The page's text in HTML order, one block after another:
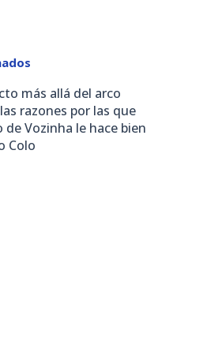
más allá del arco
razones por las que
de Vozinha le hace bien
Colo